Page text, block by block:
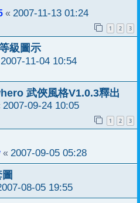
« 2007-11-13 01:24
1 2 3
級圖示
2007-11-04 10:54
武俠風格V1.0.3釋出
2007-09-24 10:05
1 2 3
« 2007-09-05 05:28
08-05 19:55